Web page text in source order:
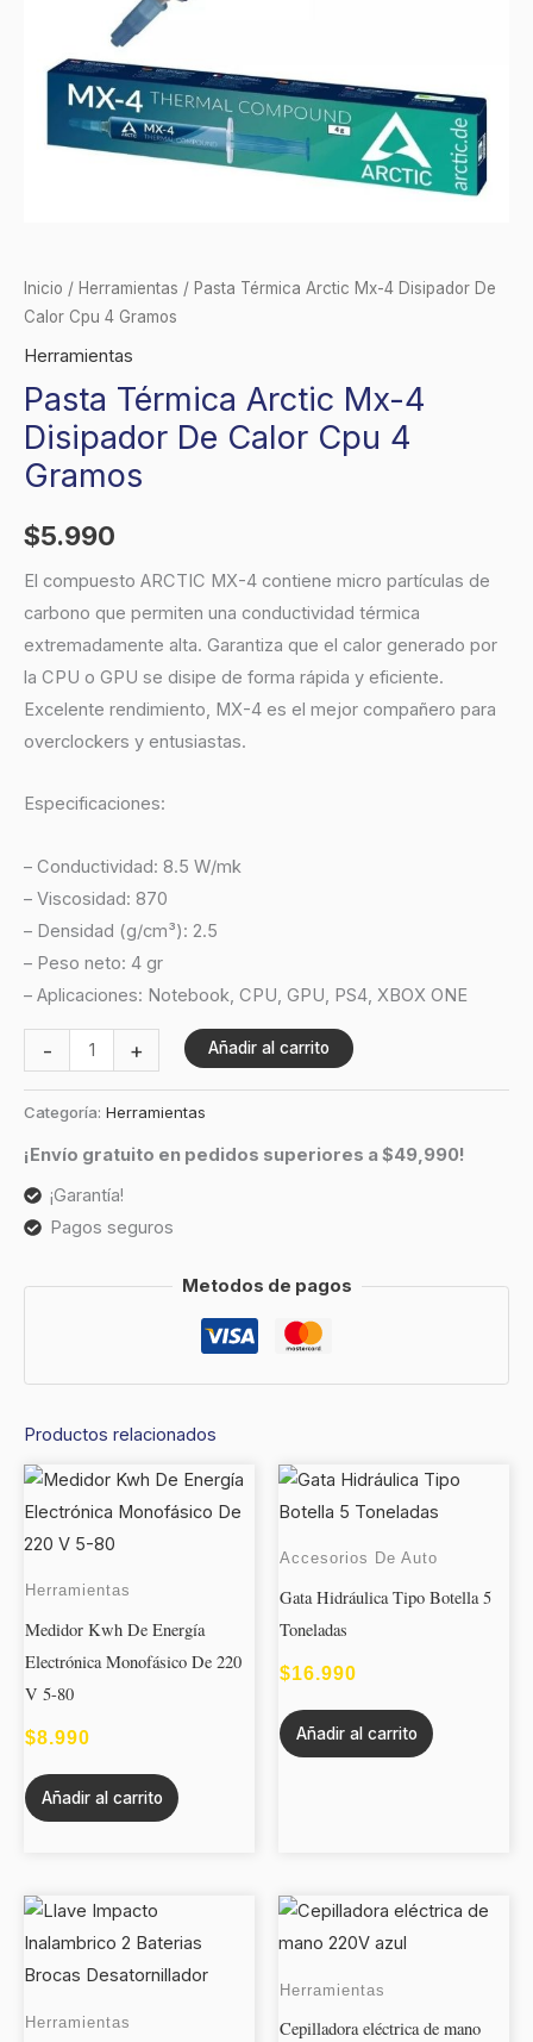
Inicio / Herramientas / Pasta Térmica Arctic Mx-4 Disipador De
Calor Cpu 4 Gramos
Herramientas
Pasta Térmica Arctic Mx-4
Disipador De Calor Cpu 4
Gramos
$5.990
El compuesto ARCTIC MX-4 contiene micro partículas de
carbono que permiten una conductividad térmica
extremadamente alta. Garantiza que el calor generado por
la CPU o GPU se disipe de forma rápida y eficiente.
Excelente rendimiento, MX-4 es el mejor compañero para
overclockers y entusiastas.
Especificaciones:
– Conductividad: 8.5 W/mk
– Viscosidad: 870
– Densidad (g/cm³): 2.5
– Peso neto: 4 gr
– Aplicaciones: Notebook, CPU, GPU, PS4, XBOX ONE
- + Añadir al carrito
Categoría: Herramientas
¡Envío gratuito en pedidos superiores a $49,990!
¡Garantía!
Pagos seguros
Metodos de pagos
Productos relacionados
Herramientas
Medidor Kwh De Energía
Electrónica Monofásico De 220
V 5-80
$8.990
Añadir al carrito
Accesorios De Auto
Gata Hidráulica Tipo Botella 5
Toneladas
$16.990
Añadir al carrito
Herramientas
Herramientas
Cepilladora eléctrica de mano